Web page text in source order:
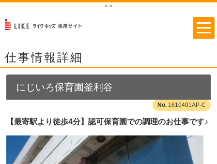
" "
仕事情報詳細
にじいろ保育園釜利谷
1610401AP-C
【最寄駅より徒歩4分】認可保育園での調理のお仕事です♪